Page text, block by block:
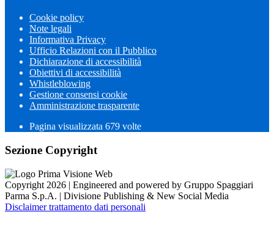
Cookie policy
Note legali
Informativa Privacy
Ufficio Relazioni con il Pubblico
Dichiarazione di accessibilità
Obiettivi di accessibilità
Whistleblowing
Gestione consensi cookie
Amministrazione trasparente
Pagina visualizzata 679 volte
Sezione Copyright
Copyright 2026 | Engineered and powered by Gruppo Spaggiari
Parma S.p.A. | Divisione Publishing & New Social Media
Disclaimer trattamento dati personali